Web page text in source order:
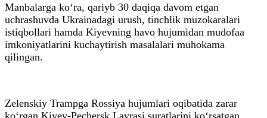
Manbalarga ko‘ra, qariyb 30 daqiqa davom etgan
uchrashuvda Ukrainadagi urush, tinchlik muzokaralari
istiqbollari hamda Kiyevning havo hujumidan mudofaa
imkoniyatlarini kuchaytirish masalalari muhokama
qilingan.
Zelenskiy Trampga Rossiya hujumlari oqibatida zarar
ko‘rgan Kiyev-Pechersk Lavrasi suratlarini ko‘rsatgan.